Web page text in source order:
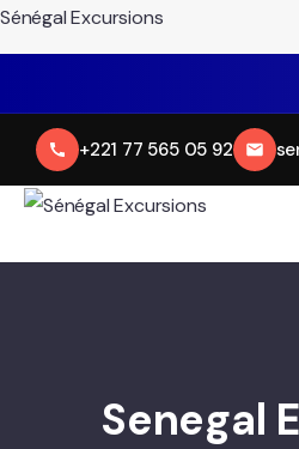
Sénégal Excursions
+221 77 565 05 92
Senegal